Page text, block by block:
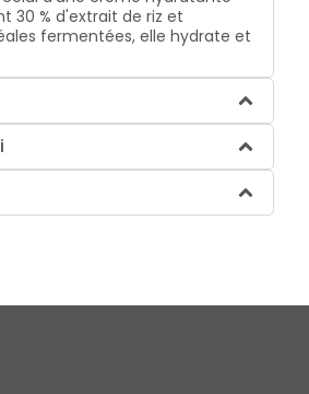
30 % d'extrait de riz et
fermentées, elle hydrate et